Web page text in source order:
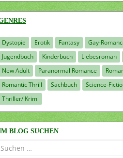
Dystopie Erotik Fantasy
Gay-
Jugendbuch
Kinderbuch Liebesroman
New Adult
Paranormal Romance
Romantic Thrill
Sachbuch
Science-
Thriller/ Krimi
BLOG SUCHEN